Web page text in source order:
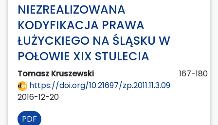
NIEZREALIZOWANA
KODYFIKACJA PRAWA
ŁUŻYCKIEGO NA ŚLĄSKU W
POŁOWIE XIX STULECIA
Tomasz Kruszewski
167-180
https://doi.org/10.21697/zp.2011.11.3.09
2016-12-20
PDF